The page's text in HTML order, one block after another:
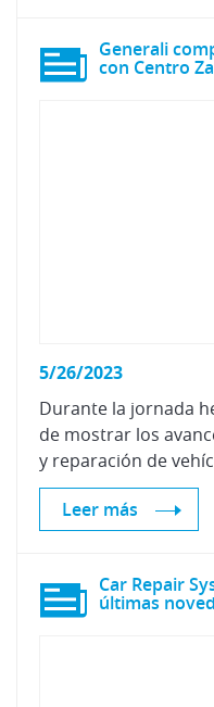
Generali
con Centro
5/26/2023
Durante la jornada
de mostrar los
y reparación de
Leer más
Car Repair
últimas